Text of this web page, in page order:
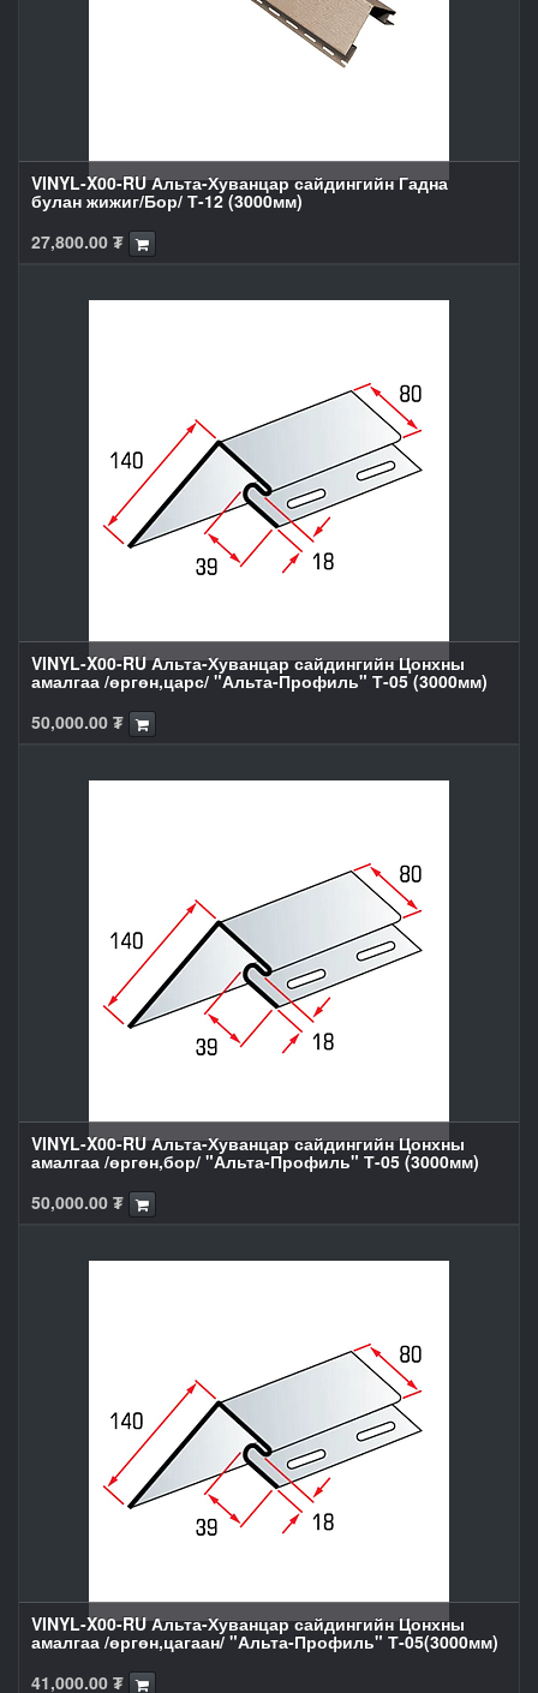
VINYL-X00-RU Альта-Хуванцар сайдингийн Гадна
булан жижиг/Бор/ Т-12 (3000мм)
27,800.00 ₮
VINYL-X00-RU Альта-Хуванцар сайдингийн Цонхны
амалгаа /өргөн,царс/ "Альта-Профиль" Т-05 (3000мм)
50,000.00 ₮
VINYL-X00-RU Альта-Хуванцар сайдингийн Цонхны
амалгаа /өргөн,бор/ "Альта-Профиль" Т-05 (3000мм)
50,000.00 ₮
VINYL-X00-RU Альта-Хуванцар сайдингийн Цонхны
амалгаа /өргөн,цагаан/ "Альта-Профиль" Т-05(3000мм)
41,000.00 ₮